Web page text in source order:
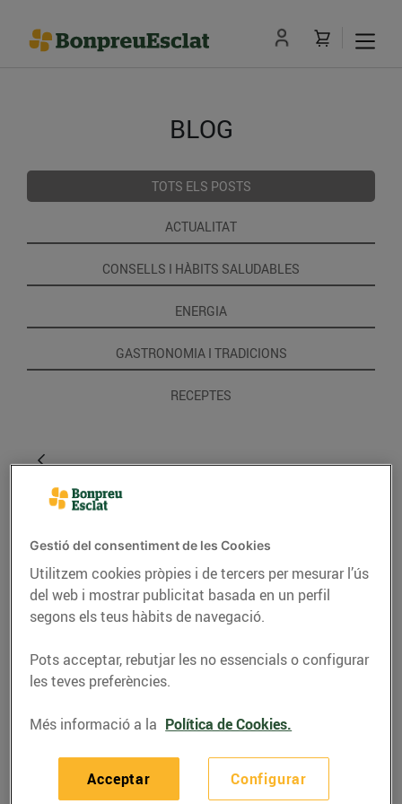
BLOG
TOTS ELS POSTS
ACTUALITAT
CONSELLS I HÀBITS SALUDABLES
ENERGIA
GASTRONOMIA I TRADICIONS
RECEPTES
GASTRONOMIA I TRADICIONS
festes gastronòmiques
22/de desembre/2016
Gestió del consentiment de les Cookies
Utilitzem cookies pròpies i de tercers per mesurar l’ús
del web i mostrar publicitat basada en un perfil
segons els teus hàbits de navegació.
Pots acceptar, rebutjar les no essencials o configurar
les teves preferències.
Més informació a la Política de Cookies.
Configurar
Acceptar